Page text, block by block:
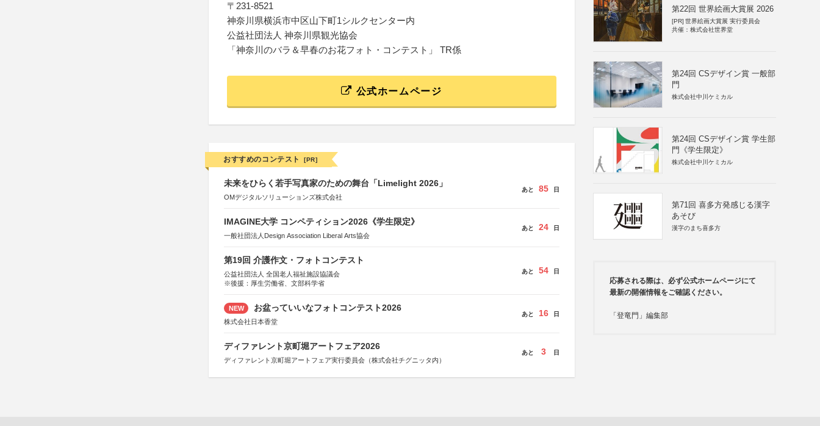
〒231-8521
神奈川県横浜市中区山下町1シルクセンター内
公益社団法人 神奈川県観光協会
「神奈川のバラ＆早春のお花フォト・コンテスト」 TR係
公式ホームページ
おすすめのコンテスト [PR]
未来をひらく若手写真家のための舞台「Limelight 2026」
OMデジタルソリューションズ株式会社
あと 85 日
IMAGINE大学 コンペティション2026《学生限定》
一般社団法人Design Association Liberal Arts協会
あと 24 日
第19回 介護作文・フォトコンテスト
公益社団法人 全国老人福祉施設協議会
※後援：厚生労働省、文部科学省
あと 54 日
NEW お盆っていいなフォトコンテスト2026
株式会社日本香堂
あと 16 日
ディファレント京町堀アートフェア2026
ディファレント京町堀アートフェア実行委員会（株式会社チグニッタ内）
あと 3 日
第22回 世界絵画大賞展 2026
[PR] 世界絵画大賞展 実行委員会
共催：株式会社世界堂
第24回 CSデザイン賞 一般部
門
株式会社中川ケミカル
第24回 CSデザイン賞 学生部
門《学生限定》
株式会社中川ケミカル
第71回 喜多方発感じる漢字
あそび
漢字のまち喜多方
応募される際は、必ず公式ホームページにて
最新の開催情報をご確認ください。
「登竜門」編集部